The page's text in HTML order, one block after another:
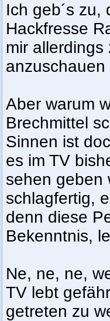
Ich geb´s zu,
Hackfresse
mir
Aber warum
Brechmittel
Sinnen ist
es im TV
sehen geben
schlagfertig,
denn diese
Bekenntnis,
Ne, ne, ne,
TV lebt
getreten zu